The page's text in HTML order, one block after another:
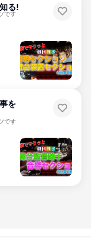
る!
です
を
です